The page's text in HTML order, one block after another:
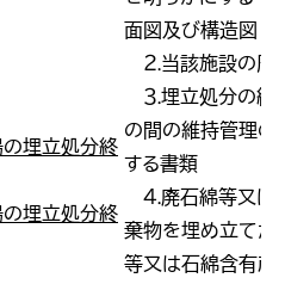
埋立処分終
埋立処分終
面図及び構造図
２.当該施設の周
３.埋立処分の終
の間の維持管理の
する書類
４.廃石綿等又は
棄物を埋め立てた
等又は石綿含有産